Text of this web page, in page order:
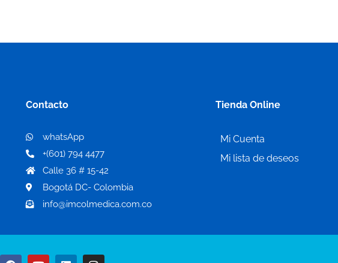
Contacto
whatsApp
+(601) 794 4477
Calle 36 # 15-42
Bogotá DC- Colombia
info@imcolmedica.com.co
Tienda Online
Mi Cuenta
Mi lista de deseos
F Y L I